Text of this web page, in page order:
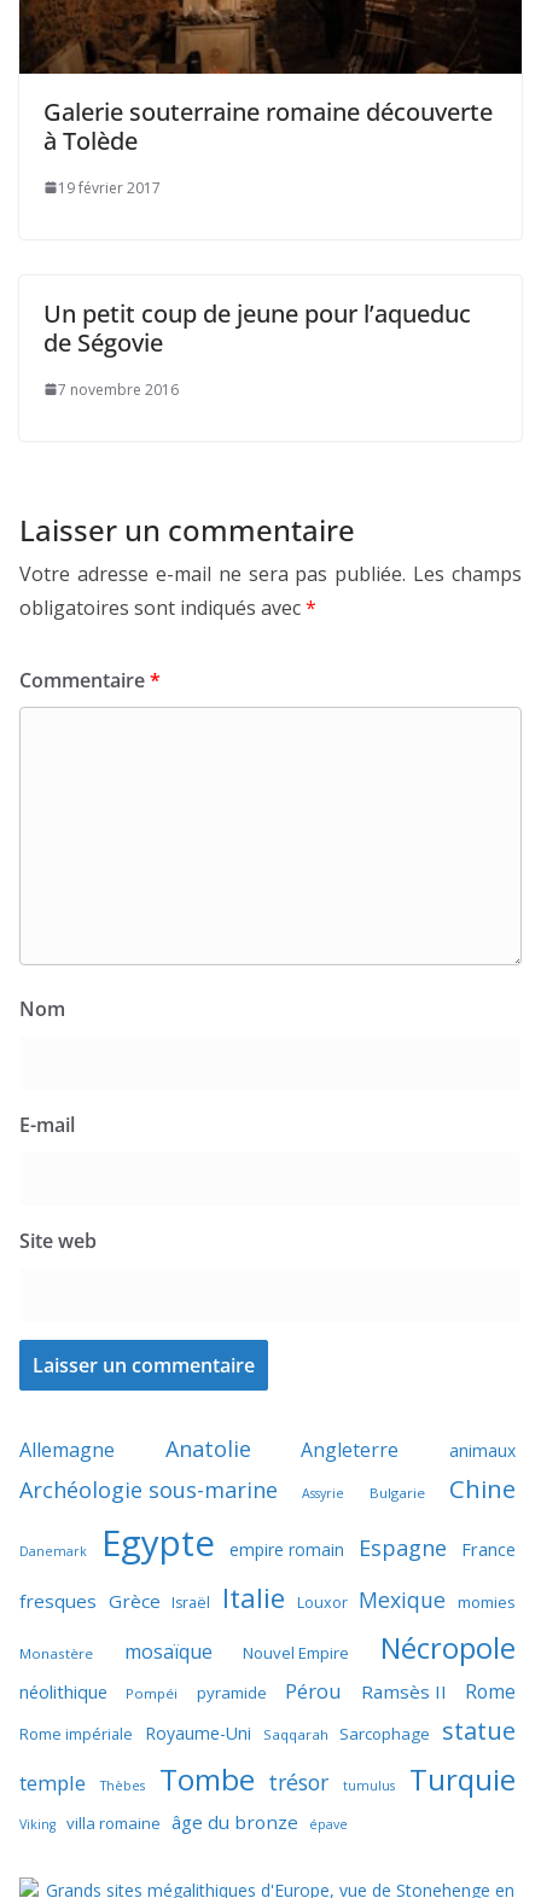
Galerie souterraine romaine découverte
à Tolède
19 février 2017
Un petit coup de jeune pour l’aqueduc
de Ségovie
7 novembre 2016
Laisser un commentaire
Votre adresse e-mail ne sera pas publiée. Les champs
obligatoires sont indiqués avec*
Commentaire*
Nom
E-mail
Site web
Allemagne Anatolie Angleterre animaux
Archéologie sous-marine Assyrie Bulgarie Chine
Danemark Egypte empire romain Espagne France
fresques Grèce Israël Italie Louxor Mexique momies
Monastère mosaïque Nouvel Empire Nécropole
néolithique Pompéi pyramide Pérou Ramsès II Rome
Rome impériale Royaume-Uni Saqqarah Sarcophage statue
temple Thèbes Tombe trésor tumulus Turquie
Viking villa romaine âge du bronze épave